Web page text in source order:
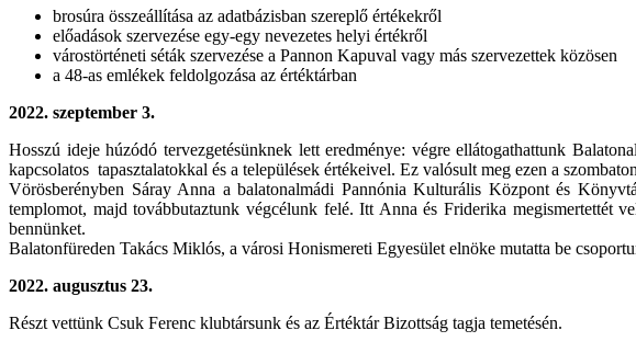
brosúra összeállítása az adatbázisban szereplő értékekről
előadások szervezése egy-egy nevezetes helyi értékről
várostörténeti séták szervezése a Pannon Kapuval vagy más szervezettek közösen
a 48-as emlékek feldolgozása az értéktárban
2022. szeptember 3.
Hosszú ideje húzódó tervezgetésünknek lett eredménye: végre ellátogathattunk
kapcsolatos tapasztalatokkal és a települések értékeivel. Ez valósult meg ezen a
Vörösberényben Sáray Anna a balatonalmádi Pannónia Kulturális Központ és
templomot, majd továbbutaztunk végcélunk felé. Itt Anna és Friderika megismertettét
bennünket.
Balatonfüreden Takács Miklós, a városi Honismereti Egyesület elnöke mutatta be
2022. augusztus 23.
Részt vettünk Csuk Ferenc klubtársunk és az Értéktár Bizottság tagja temetésén.